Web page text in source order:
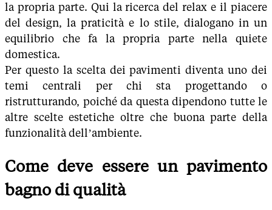
la propria parte. Qui la ricerca del relax e il piacere
del design, la praticità e lo stile, dialogano in un
equilibrio che fa la propria parte nella quiete
domestica.
Per questo la scelta dei pavimenti diventa uno dei
temi centrali per chi sta progettando o
ristrutturando, poiché da questa dipendono tutte le
altre scelte estetiche oltre che buona parte della
funzionalità dell’ambiente.
Come deve essere un pavimento
bagno di qualità